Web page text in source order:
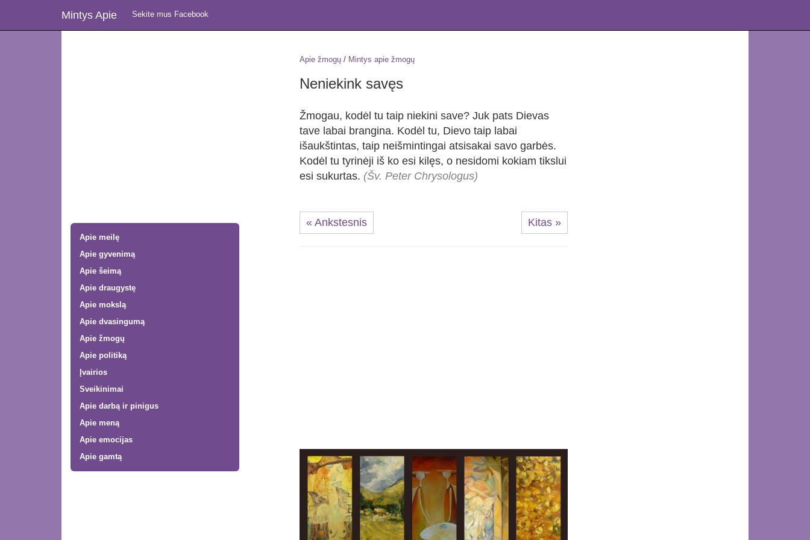
Mintys Apie Sekite mus Facebook
Apie meilę
Apie gyvenimą
Apie šeimą
Apie draugystę
Apie mokslą
Apie dvasingumą
Apie žmogų
Apie politiką
Įvairios
Sveikinimai
Apie darbą ir pinigus
Apie meną
Apie emocijas
Apie gamtą
Apie žmogų / Mintys apie žmogų
Neniekink savęs
Žmogau, kodėl tu taip niekini save? Juk pats Dievas
tave labai brangina. Kodėl tu, Dievo taip labai
išaukštintas, taip neišmintingai atsisakai savo garbės.
Kodėl tu tyrinėji iš ko esi kilęs, o nesidomi kokiam tikslui
esi sukurtas. (Šv. Peter Chrysologus)
« Ankstesnis Kitas »